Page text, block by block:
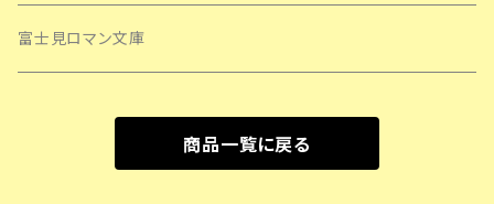
富士見ロマン文庫
商品一覧に戻る